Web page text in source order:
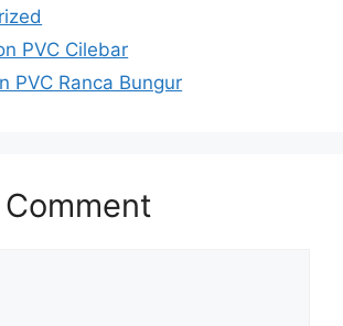
PVC Cilebar
PVC Ranca Bungur